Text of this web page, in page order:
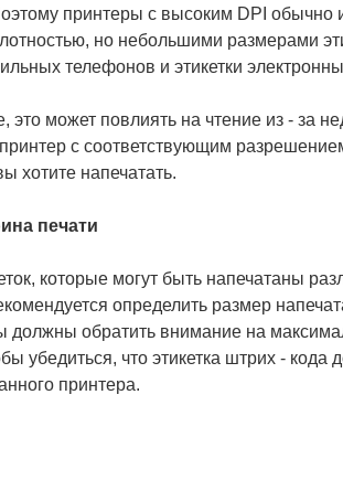
принтеры с высоким DPI обычно
но небольшими размерами
телефонов и этикетки
может повлиять на чтение из - за
с соответствующим
хотите напечатать.
печати
которые могут быть напечатаны
определить размер
должны обратить внимание на
убедиться, что этикетка штрих - кода
принтера.